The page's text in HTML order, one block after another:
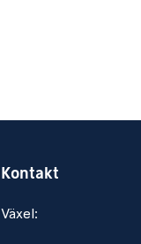
Kontakt
Växel: